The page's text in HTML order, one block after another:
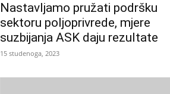
Nastavljamo pružati podršku
sektoru poljoprivrede, mjere
suzbijanja ASK daju rezultate
15 studenoga, 2023